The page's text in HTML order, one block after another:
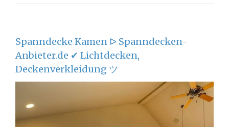
Spanndecke Kamen ᐅ Spanndecken-
Anbieter.de ✔ Lichtdecken,
Deckenverkleidung ツ